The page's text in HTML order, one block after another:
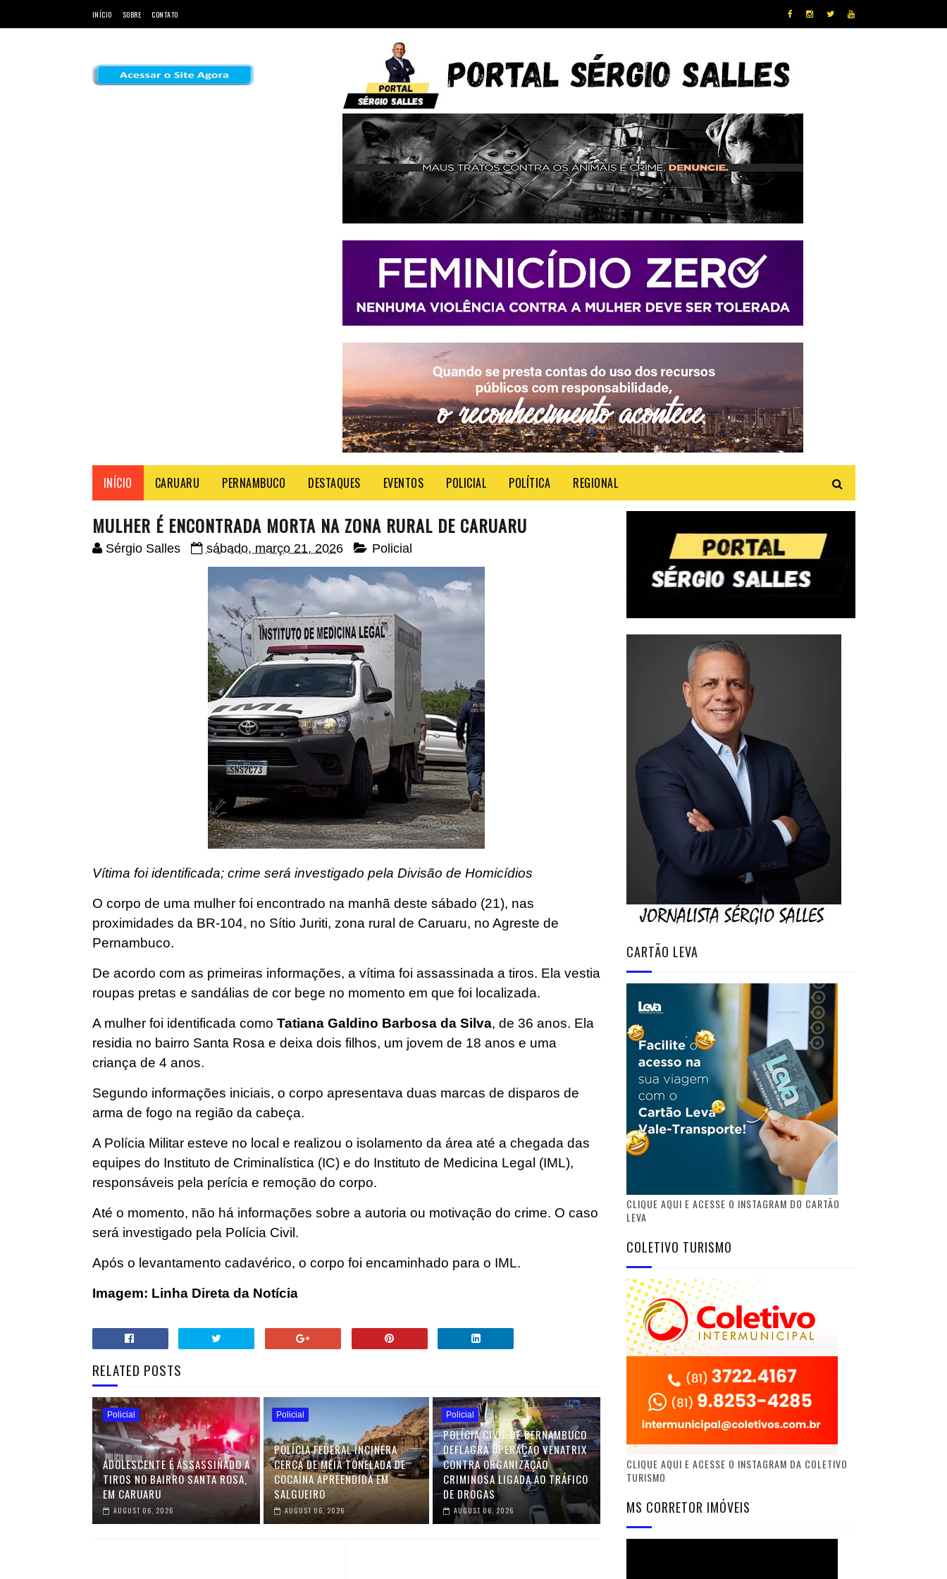
INÍCIO SOBRE CONTATO
INÍCIO CARUARU PERNAMBUCO DESTAQUES EVENTOS POLICIAL POLÍTICA REGIONAL
MULHER É ENCONTRADA MORTA NA ZONA RURAL DE CARUARU
Sérgio Salles sábado, março 21, 2026 Policial
Vítima foi identificada; crime será investigado pela Divisão de Homicídios
O corpo de uma mulher foi encontrado na manhã deste sábado (21), nas
proximidades da BR-104, no Sítio Juriti, zona rural de Caruaru, no Agreste de
Pernambuco.
De acordo com as primeiras informações, a vítima foi assassinada a tiros. Ela vestia
roupas pretas e sandálias de cor bege no momento em que foi localizada.
A mulher foi identificada como Tatiana Galdino Barbosa da Silva, de 36 anos. Ela
residia no bairro Santa Rosa e deixa dois filhos, um jovem de 18 anos e uma
criança de 4 anos.
Segundo informações iniciais, o corpo apresentava duas marcas de disparos de
arma de fogo na região da cabeça.
A Polícia Militar esteve no local e realizou o isolamento da área até a chegada das
equipes do Instituto de Criminalística (IC) e do Instituto de Medicina Legal (IML),
responsáveis pela perícia e remoção do corpo.
Até o momento, não há informações sobre a autoria ou motivação do crime. O caso
será investigado pela Polícia Civil.
Após o levantamento cadavérico, o corpo foi encaminhado para o IML.
Imagem: Linha Direta da Notícia
RELATED POSTS
Policial
ADOLESCENTE É ASSASSINADO A
TIROS NO BAIRRO SANTA ROSA,
EM CARUARU
AUGUST 06, 2026
Policial
POLÍCIA FEDERAL INCINERA
CERCA DE MEIA TONELADA DE
COCAÍNA APREENDIDA EM
SALGUEIRO
AUGUST 06, 2026
Policial
POLÍCIA CIVIL DE PERNAMBUCO
DEFLAGRA OPERAÇÃO VENATRIX
CONTRA ORGANIZAÇÃO
CRIMINOSA LIGADA AO TRÁFICO
DE DROGAS
AUGUST 06, 2026
CARTÃO LEVA
CLIQUE AQUI E ACESSE O INSTAGRAM DO CARTÃO
LEVA
COLETIVO TURISMO
CLIQUE AQUI E ACESSE O INSTAGRAM DA COLETIVO
TURISMO
MS CORRETOR IMÓVEIS